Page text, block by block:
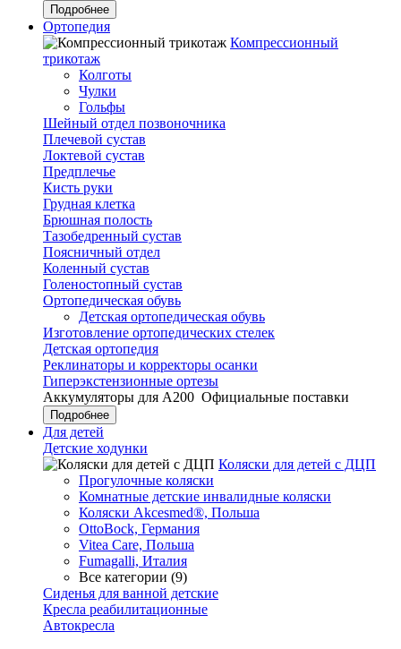
Подробнее
Ортопедия
Компрессионный
трикотаж
Колготы
Чулки
Гольфы
Шейный отдел позвоночника
Плечевой сустав
Локтевой сустав
Предплечье
Кисть руки
Грудная клетка
Брюшная полость
Тазобедренный сустав
Поясничный отдел
Коленный сустав
Голеностопный сустав
Ортопедическая обувь
Детская ортопедическая обувь
Изготовление ортопедических стелек
Детская ортопедия
Реклинаторы и корректоры осанки
Гиперэкстензионные ортезы
Аккумуляторы для А200 Официальные поставки
Подробнее
Для детей
Детские ходунки
Коляски для детей с ДЦП
Прогулочные коляски
Комнатные детские инвалидные коляски
Коляски Akcesmed®, Польша
OttoBock, Германия
Vitea Care, Польша
Fumagalli, Италия
Все категории (9)
Сиденья для ванной детские
Кресла реабилитационные
Автокресла